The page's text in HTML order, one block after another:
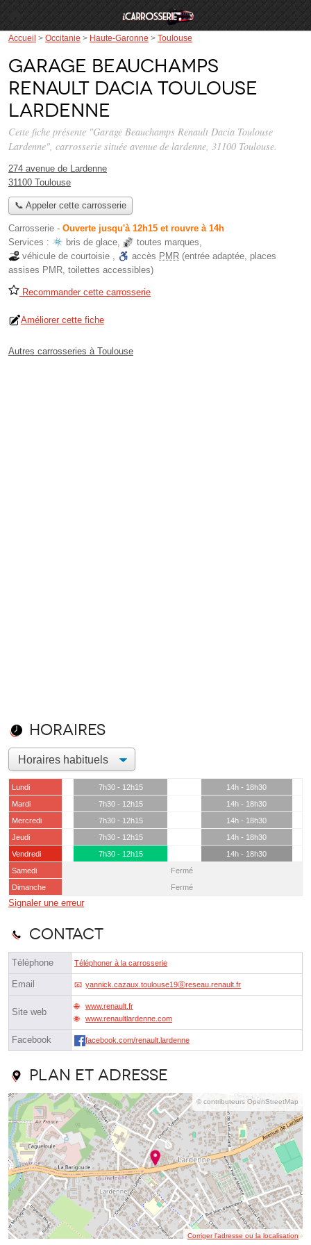
Accueil > Occitanie > Haute-Garonne > Toulouse
Garage Beauchamps
Renault Dacia Toulouse
Lardenne
Cette fiche présente "Garage Beauchamps Renault Dacia Toulouse
Lardenne", carrosserie située avenue de lardenne, 31100 Toulouse.
274 avenue de Lardenne
31100 Toulouse
📞 Appeler cette carrosserie
Carrosserie - Ouverte jusqu'à 12h15 et rouvre à 14h
Services :
bris de glace, toutes marques,
véhicule de courtoisie , accès PMR (entrée adaptée, places
assises PMR, toilettes accessibles)
Recommander cette carrosserie
Améliorer cette fiche
Autres carrosseries à Toulouse
Horaires
Lundi 7h30 - 12h15
14h - 18h30
Mardi
7h30 - 12h15
14h - 18h30
Mercredi
7h30 - 12h15
14h - 18h30
Jeudi
7h30 - 12h15
14h - 18h30
Vendredi
7h30 - 12h15
14h - 18h30
Samedi
Fermé
Dimanche
Fermé
Signaler une erreur
Contact
Téléphone Téléphoner à la carrosserie
Email yannick.cazaux.toulouse19ⓐreseau.renault.fr
Site web
www.renault.fr
www.renaultlardenne.com
Facebook facebook.com/renault.lardenne
Plan et adresse
© contributeurs OpenStreetMap
Corriger l’adresse ou la localisation